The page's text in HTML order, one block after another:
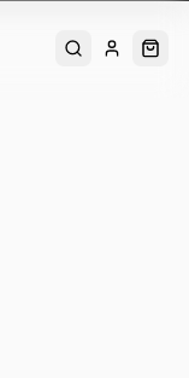
ПошукУвійти